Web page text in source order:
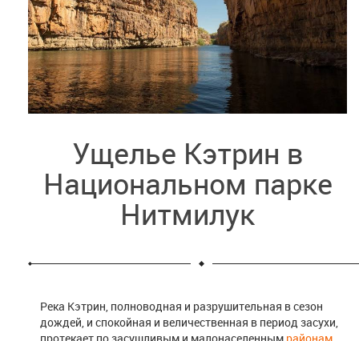
Ущелье Кэтрин в
Национальном парке
Нитмилук
Река Кэтрин, полноводная и разрушительная в сезон
дождей, и спокойная и величественная в период засухи,